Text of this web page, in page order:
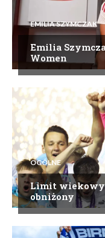
EMILIA SZYMCZAK
Emilia
Women
OGÓLNE
Limit wiekowy
obniżony